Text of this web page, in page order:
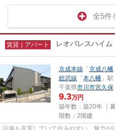
全5件
賃貸｜アパート レオパレスハイ
京成本線 「 京成八幡
総武線 「 本八幡 」
千葉県市川市宮久保
9.3万円
築年数：築20年 ｜
階数：2階建
設備も充実していて住みやすい、魅力